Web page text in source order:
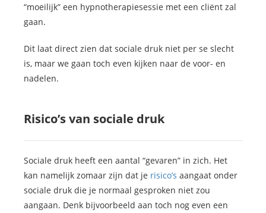
“moeilijk” een hypnotherapiesessie met een cliënt zal
gaan.
Dit laat direct zien dat sociale druk niet per se slecht
is, maar we gaan toch even kijken naar de voor- en
nadelen.
Risico’s van sociale druk
Sociale druk heeft een aantal “gevaren” in zich. Het
kan namelijk zomaar zijn dat je risico’s aangaat onder
sociale druk die je normaal gesproken niet zou
aangaan. Denk bijvoorbeeld aan toch nog even een